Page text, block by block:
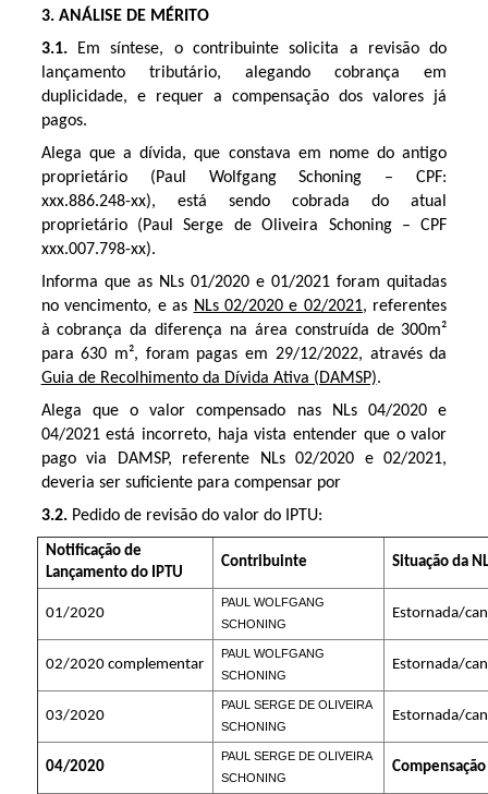
3. ANÁLISE DE MÉRITO
3.1.
Em síntese, o contribuinte solicita a revisão do
lançamento tributário, alegando cobrança em
duplicidade, e requer a compensação dos valores já
pagos.
Alega que a dívida, que constava em nome do antigo
proprietário (Paul Wolfgang Schoning – CPF:
xxx.886.248-xx), está sendo cobrada do atual
proprietário (Paul Serge de Oliveira Schoning – CPF
xxx.007.798-xx).
Informa que as NLs 01/2020 e 01/2021 foram quitadas
no vencimento, e as NLs 02/2020 e 02/2021, referentes
à cobrança da diferença na área construída de 300m²
para 630 m², foram pagas em 29/12/2022, através da
Guia de Recolhimento da Dívida Ativa (DAMSP).
Alega que o valor compensado nas NLs 04/2020 e
04/2021 está incorreto, haja vista entender que o valor
pago via DAMSP, referente NLs 02/2020 e 02/2021,
deveria ser suficiente para compensar por
3.2. Pedido de revisão do valor do IPTU:
Notificação de
Lançamento do IPTU
Contribuinte Situação da NL
01/2020
PAUL WOLFGANG
SCHONING
Estornada/
02/2020 complementar
PAUL WOLFGANG
SCHONING
Estornada/
03/2020
PAUL SERGE DE OLIVEIRA
SCHONING
Estornada/
04/2020
PAUL SERGE DE OLIVEIRA
SCHONING